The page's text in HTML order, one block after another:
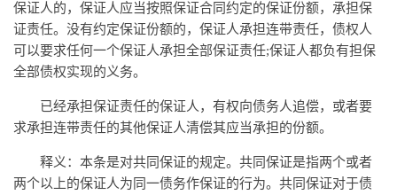
保证人的，保证人应当按照保证合同约定的保证份额，承担保
证责任。没有约定保证份额的，保证人承担连带责任，债权人
可以要求任何一个保证人承担全部保证责任;保证人都负有担保
全部债权实现的义务。
已经承担保证责任的保证人，有权向债务人追偿，或者要
求承担连带责任的其他保证人清偿其应当承担的份额。
释义：本条是对共同保证的规定。共同保证是指两个或者
两个以上的保证人为同一债务作保证的行为。共同保证对于债